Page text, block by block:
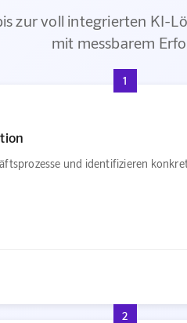
zur voll integrierten KI-
mit messbarem
1
und identifizieren
2